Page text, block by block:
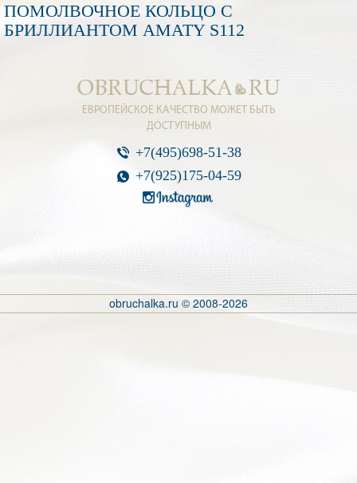
ПОМОЛВОЧНОЕ КОЛЬЦО С
БРИЛЛИАНТОМ AMATY S112
+7(495)698-51-38
+7(925)175-04-59
ЕВРОПЕЙСКОЕ КАЧЕСТВО МОЖЕТ БЫТЬ
ДОСТУПНЫМ
obruchalka.ru © 2008-2026